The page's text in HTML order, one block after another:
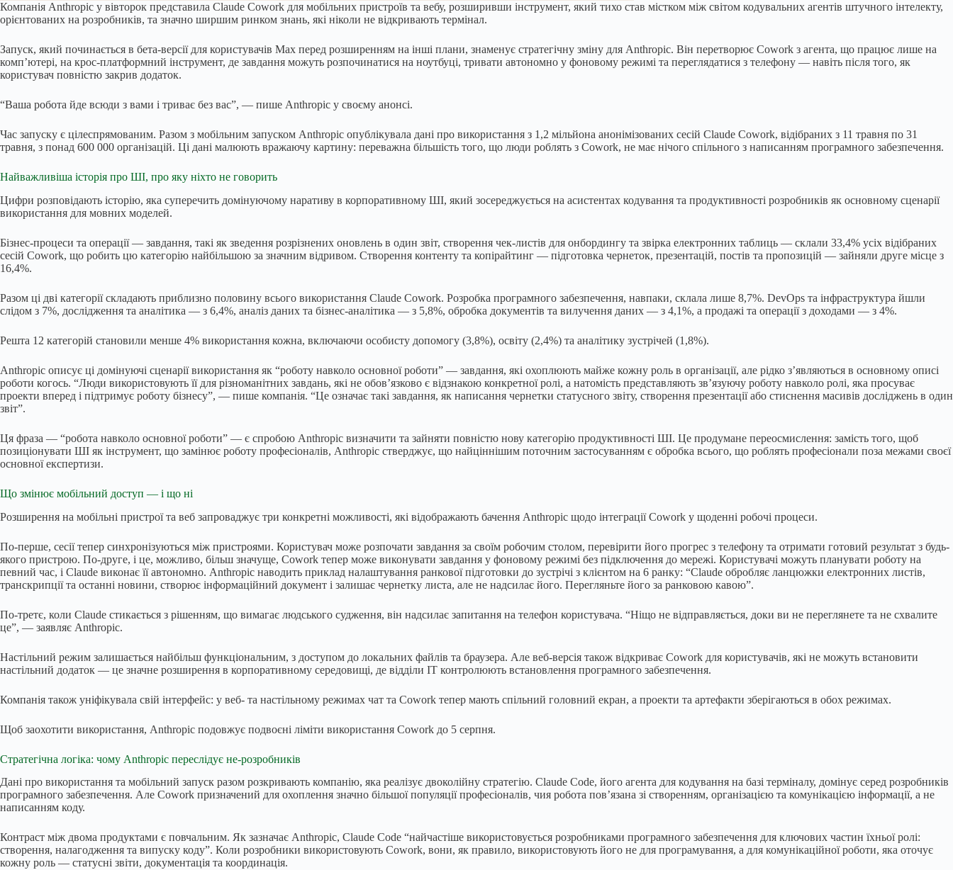
Компанія Anthropic у вівторок представила Claude Cowork для мобільних пристроїв та вебу, розширивши інструмент, який тихо став містком між світом кодувальних агентів штучного інтелекту,
орієнтованих на розробників, та значно ширшим ринком знань, які ніколи не відкривають термінал.
Запуск, який починається в бета-версії для користувачів Max перед розширенням на інші плани, знаменує стратегічну зміну для Anthropic. Він перетворює Cowork з агента, що працює лише на
комп’ютері, на крос-платформний інструмент, де завдання можуть розпочинатися на ноутбуці, тривати автономно у фоновому режимі та переглядатися з телефону — навіть після того, як
користувач повністю закрив додаток.
“Ваша робота йде всюди з вами і триває без вас”, — пише Anthropic у своєму анонсі.
Час запуску є цілеспрямованим. Разом з мобільним запуском Anthropic опублікувала дані про використання з 1,2 мільйона анонімізованих сесій Claude Cowork, відібраних з 11 травня по 31
травня, з понад 600 000 організацій. Ці дані малюють вражаючу картину: переважна більшість того, що люди роблять з Cowork, не має нічого спільного з написанням програмного забезпечення.
Найважливіша історія про ШІ, про яку ніхто не говорить
Цифри розповідають історію, яка суперечить домінуючому наративу в корпоративному ШІ, який зосереджується на асистентах кодування та продуктивності розробників як основному сценарії
використання для мовних моделей.
Бізнес-процеси та операції — завдання, такі як зведення розрізнених оновлень в один звіт, створення чек-листів для онбордингу та звірка електронних таблиць — склали 33,4% усіх відібраних
сесій Cowork, що робить цю категорію найбільшою за значним відривом. Створення контенту та копірайтинг — підготовка чернеток, презентацій, постів та пропозицій — зайняли друге місце з
16,4%.
Разом ці дві категорії складають приблизно половину всього використання Claude Cowork. Розробка програмного забезпечення, навпаки, склала лише 8,7%. DevOps та інфраструктура йшли
слідом з 7%, дослідження та аналітика — з 6,4%, аналіз даних та бізнес-аналітика — з 5,8%, обробка документів та вилучення даних — з 4,1%, а продажі та операції з доходами — з 4%.
Решта 12 категорій становили менше 4% використання кожна, включаючи особисту допомогу (3,8%), освіту (2,4%) та аналітику зустрічей (1,8%).
Anthropic описує ці домінуючі сценарії використання як “роботу навколо основної роботи” — завдання, які охоплюють майже кожну роль в організації, але рідко з’являються в основному описі
роботи когось. “Люди використовують її для різноманітних завдань, які не обов’язково є відзнакою конкретної ролі, а натомість представляють зв’язуючу роботу навколо ролі, яка просуває
проекти вперед і підтримує роботу бізнесу”, — пише компанія. “Це означає такі завдання, як написання чернетки статусного звіту, створення презентації або стиснення масивів досліджень в один
звіт”.
Ця фраза — “робота навколо основної роботи” — є спробою Anthropic визначити та зайняти повністю нову категорію продуктивності ШІ. Це продумане переосмислення: замість того, щоб
позиціонувати ШІ як інструмент, що замінює роботу професіоналів, Anthropic стверджує, що найціннішим поточним застосуванням є обробка всього, що роблять професіонали поза межами своєї
основної експертизи.
Що змінює мобільний доступ — і що ні
Розширення на мобільні пристрої та веб запроваджує три конкретні можливості, які відображають бачення Anthropic щодо інтеграції Cowork у щоденні робочі процеси.
По-перше, сесії тепер синхронізуються між пристроями. Користувач може розпочати завдання за своїм робочим столом, перевірити його прогрес з телефону та отримати готовий результат з будь-
якого пристрою. По-друге, і це, можливо, більш значуще, Cowork тепер може виконувати завдання у фоновому режимі без підключення до мережі. Користувачі можуть планувати роботу на
певний час, і Claude виконає її автономно. Anthropic наводить приклад налаштування ранкової підготовки до зустрічі з клієнтом на 6 ранку: “Claude обробляє ланцюжки електронних листів,
транскрипції та останні новини, створює інформаційний документ і залишає чернетку листа, але не надсилає його. Перегляньте його за ранковою кавою”.
По-третє, коли Claude стикається з рішенням, що вимагає людського судження, він надсилає запитання на телефон користувача. “Ніщо не відправляється, доки ви не переглянете та не схвалите
це”, — заявляє Anthropic.
Настільний режим залишається найбільш функціональним, з доступом до локальних файлів та браузера. Але веб-версія також відкриває Cowork для користувачів, які не можуть встановити
настільний додаток — це значне розширення в корпоративному середовищі, де відділи ІТ контролюють встановлення програмного забезпечення.
Компанія також уніфікувала свій інтерфейс: у веб- та настільному режимах чат та Cowork тепер мають спільний головний екран, а проекти та артефакти зберігаються в обох режимах.
Щоб заохотити використання, Anthropic подовжує подвоєні ліміти використання Cowork до 5 серпня.
Стратегічна логіка: чому Anthropic переслідує не-розробників
Дані про використання та мобільний запуск разом розкривають компанію, яка реалізує двоколійну стратегію. Claude Code, його агента для кодування на базі терміналу, домінує серед розробників
програмного забезпечення. Але Cowork призначений для охоплення значно більшої популяції професіоналів, чия робота пов’язана зі створенням, організацією та комунікацією інформації, а не
написанням коду.
Контраст між двома продуктами є повчальним. Як зазначає Anthropic, Claude Code “найчастіше використовується розробниками програмного забезпечення для ключових частин їхньої ролі:
створення, налагодження та випуску коду”. Коли розробники використовують Cowork, вони, як правило, використовують його не для програмування, а для комунікаційної роботи, яка оточує
кожну роль — статусні звіти, документація та координація.